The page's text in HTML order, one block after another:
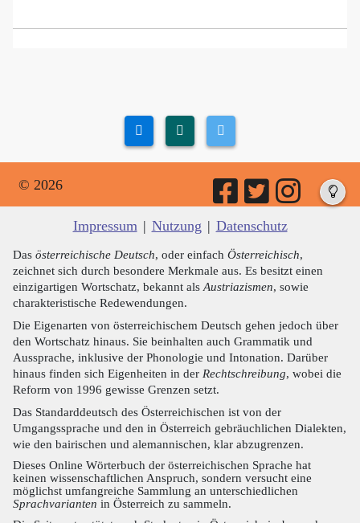
© 2026
Impressum | Nutzung | Datenschutz
Das österreichische Deutsch, oder einfach Österreichisch,
zeichnet sich durch besondere Merkmale aus. Es besitzt einen
einzigartigen Wortschatz, bekannt alsAustriazismen, sowie
charakteristische Redewendungen.
Die Eigenarten von österreichischem Deutsch gehen jedoch über
den Wortschatz hinaus. Sie beinhalten auch Grammatik und
Aussprache, inklusive der Phonologie und Intonation. Darüber
hinaus finden sich Eigenheiten in der Rechtschreibung, wobei die
Reform von 1996 gewisse Grenzen setzt.
Das Standarddeutsch des Österreichischen ist von der
Umgangssprache und den in Österreich gebräuchlichen Dialekten,
wie den bairischen und alemannischen, klar abzugrenzen.
Dieses Online Wörterbuch der österreichischen Sprache hat
keinen wissenschaftlichen Anspruch, sondern versucht eine
möglichst umfangreiche Sammlung an unterschiedlichen
Sprachvarianten in Österreich zu sammeln.